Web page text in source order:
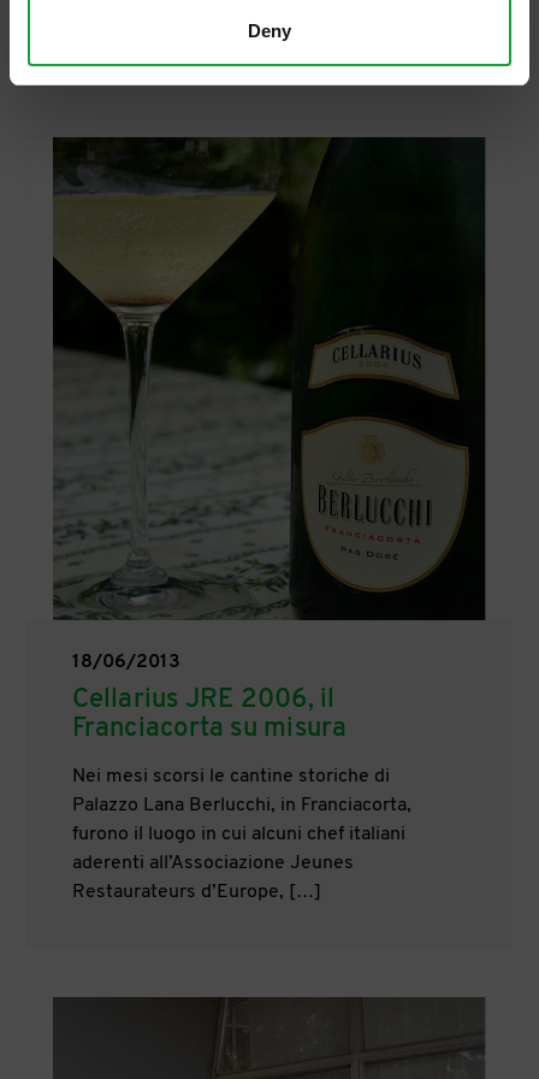
Deny
dimora. Dopo un lungo peregrinare, durato
18/06/2013
Cellarius JRE 2006, il
Franciacorta su misura
Nei mesi scorsi le cantine storiche di
Palazzo Lana Berlucchi, in Franciacorta,
furono il luogo in cui alcuni chef italiani
aderenti all’Associazione Jeunes
Restaurateurs d’Europe, […]